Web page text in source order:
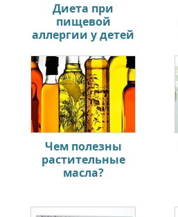
Диета при
пищевой
аллергии у детей
Чем полезны
растительные
масла?